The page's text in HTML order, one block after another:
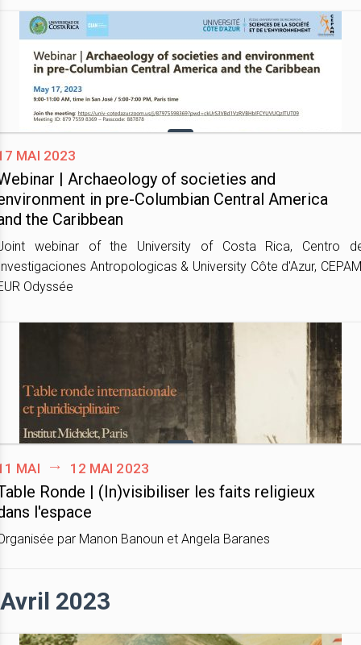
mai 2023
| Archaeology of societies and
in pre-Columbian Central America
the Caribbean
webinar of the University of Costa Rica, Centro
Antropologicas & University Côte d'Azur,
Odyssée
mai 12 mai 2023
Ronde | (In)visibiliser les faits religieux
l'espace
par Manon Banoun et Angela Baranes
Avril 2023